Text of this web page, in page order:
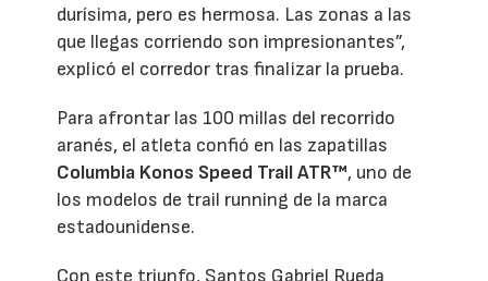
durísima, pero es hermosa. Las zonas a las
que llegas corriendo son impresionantes”,
explicó el corredor tras finalizar la prueba.
Para afrontar las 100 millas del recorrido
aranés, el atleta confió en las zapatillas
Columbia Konos Speed Trail ATR™, uno de
los modelos de trail running de la marca
estadounidense.
Con este triunfo, Santos Gabriel Rueda